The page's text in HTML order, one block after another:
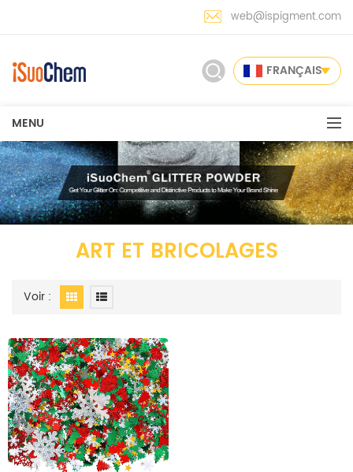
web@ispigment.com
FRANÇAIS
MENU
ART ET BRICOLAGES
Voir :